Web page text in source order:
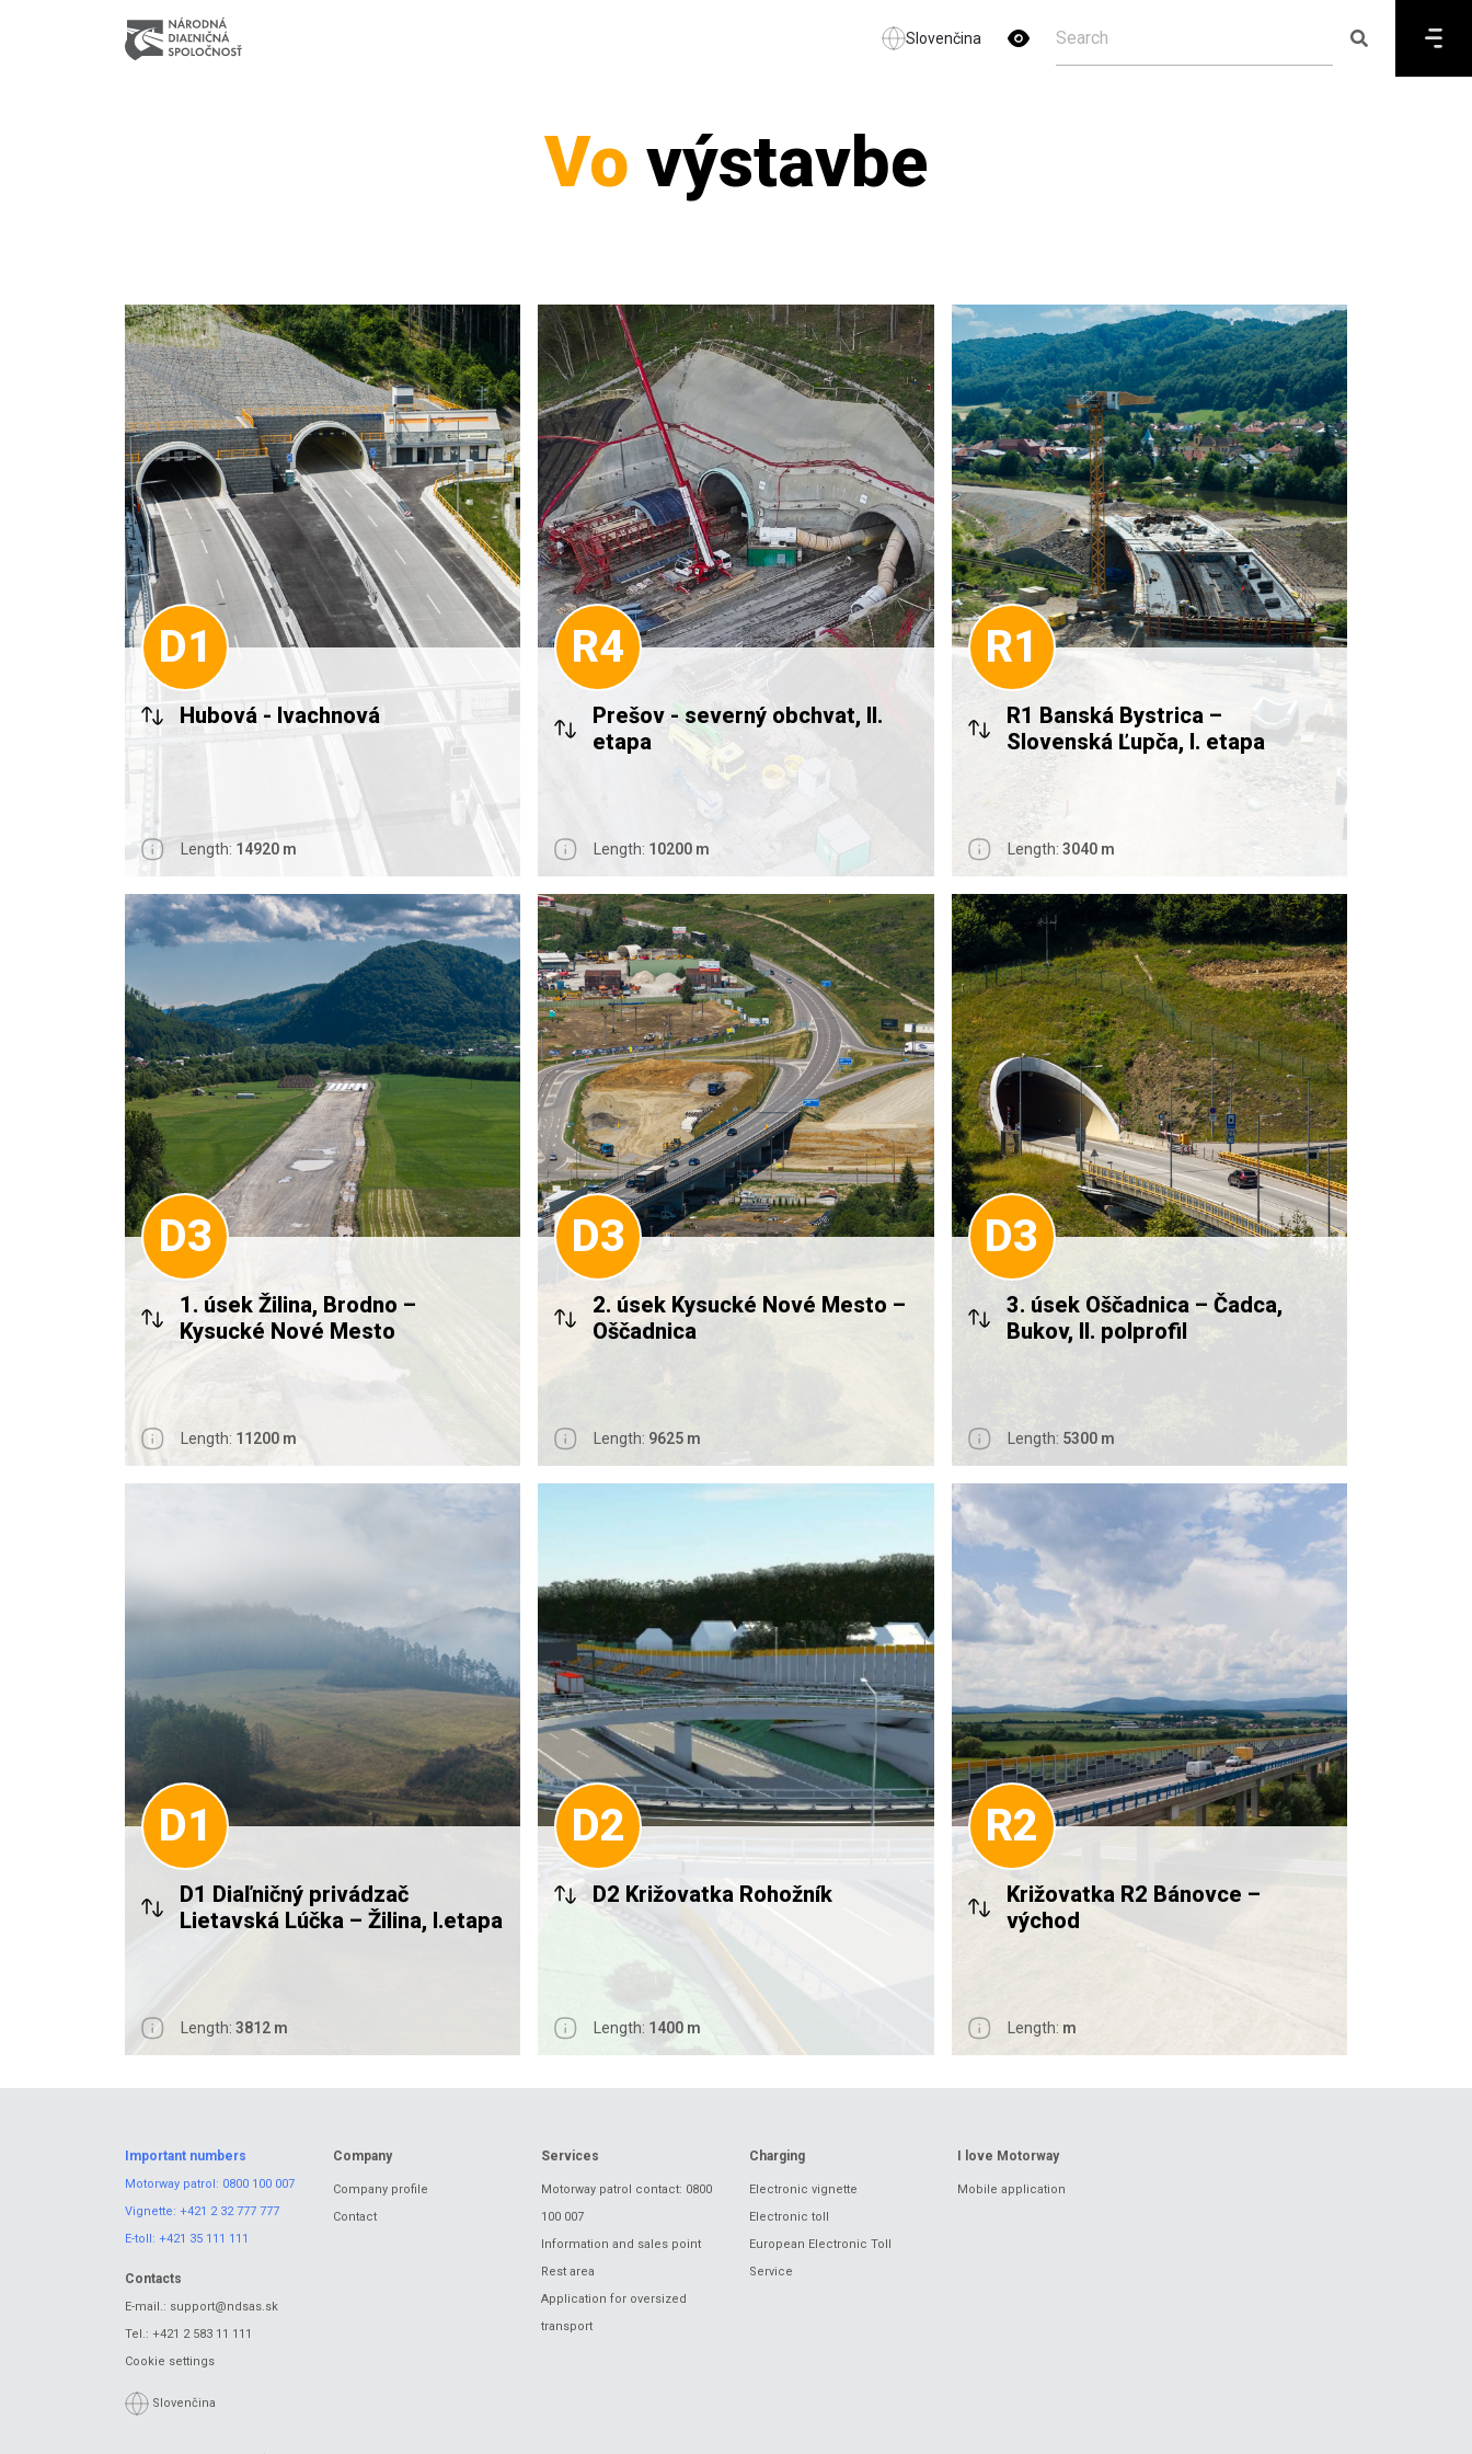
Slovenčina
Vo výstavbe
D1
Hubová - Ivachnová
Length: 14920 m
R4
Prešov - severný obchvat, II.
etapa
Length: 10200 m
R1
R1 Banská Bystrica –
Slovenská Ľupča, I. etapa
Length: 3040 m
D3
1. úsek Žilina, Brodno –
Kysucké Nové Mesto
Length: 11200 m
D3
2. úsek Kysucké Nové Mesto –
Oščadnica
Length: 9625 m
D3
3. úsek Oščadnica – Čadca,
Bukov, II. polprofil
Length: 5300 m
D1
D1 Diaľničný privádzač
Lietavská Lúčka – Žilina, I.etapa
Length: 3812 m
D2
D2 Križovatka Rohožník
Length: 1400 m
R2
Križovatka R2 Bánovce –
východ
Length: m
Important numbers
Motorway patrol: 0800 100 007
Vignette: +421 2 32 777 777
E-toll: +421 35 111 111
Contacts
E-mail.: support@ndsas.sk
Tel.: +421 2 583 11 111
Cookie settings
Slovenčina
Company
Company profile
Contact
Services
Motorway patrol contact: 0800
100 007
Information and sales point
Rest area
Application for oversized
transport
Charging
Electronic vignette
Electronic toll
European Electronic Toll
Service
I love Motorway
Mobile application